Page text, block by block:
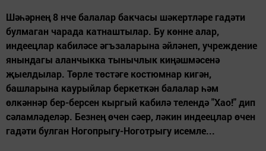
Шәһәрнең 8 нче балалар бакчасы шәкертләре гадәти
булмаган чарада катнаштылар. Бу көнне алар,
индеецлар кабиләсе әгъзаларына әйләнеп, учреждение
янындагы аланчыкка тынычлык киңәшмәсенә
җыелдылар. Төрле төстәге костюмнар кигән,
башларына каурыйлар беркеткән балалар һәм
өлкәннәр бер-берсен кыргый кабилә телендә "Хао!" дип
сәламләделәр. Безнең өчен сәер, ләкин индеецлар өчен
гадәти булган Ногопрыгу-Ноготрыгу исемле...